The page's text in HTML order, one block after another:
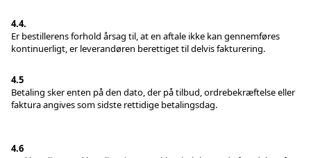
4.4.
Er bestillerens forhold årsag til, at en aftale ikke kan gennemføres
kontinuerligt, er leverandøren berettiget til delvis fakturering.
4.5
Betaling sker enten på den dato, der på tilbud, ordrebekræftelse eller
faktura angives som sidste rettidige betalingsdag.
4.6